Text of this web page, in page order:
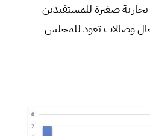
صغيرة للمستفيدين
وصالات تعود للمجلس